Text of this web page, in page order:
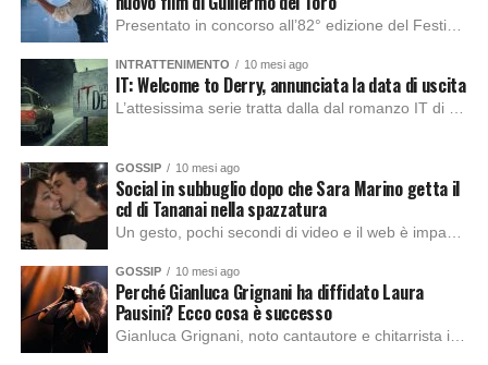
INTRATTENIMENTO 10 mesi ago
IT: Welcome to Derry, annunciata la data di uscita
GOSSIP 10 mesi ago
Social in subbuglio dopo che Sara Marino getta il
cd di Tananai nella spazzatura
GOSSIP 10 mesi ago
Perché Gianluca Grignani ha diffidato Laura
Pausini? Ecco cosa è successo